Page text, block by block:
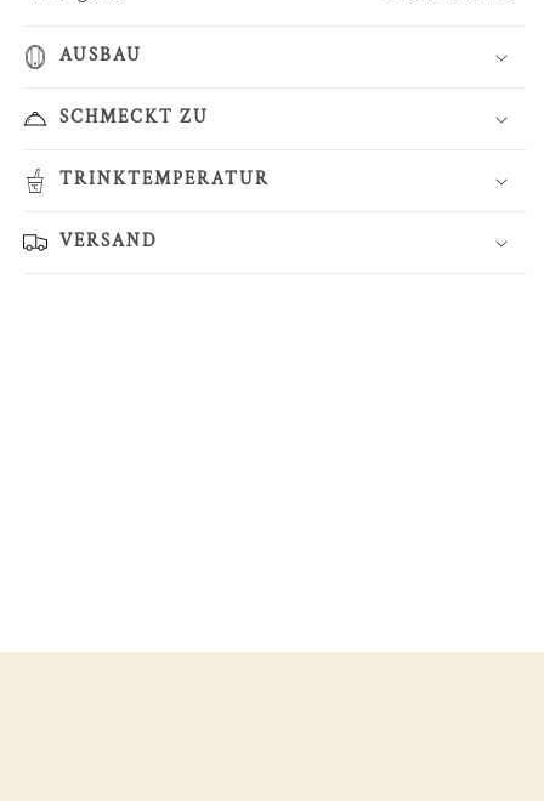
AUSBAU
SCHMECKT ZU
TRINKTEMPERATUR
VERSAND